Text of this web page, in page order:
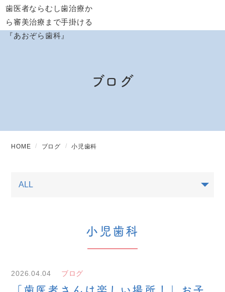
ブログ
HOME ブログ 小児歯科
小児歯科
2026.04.04 ブログ